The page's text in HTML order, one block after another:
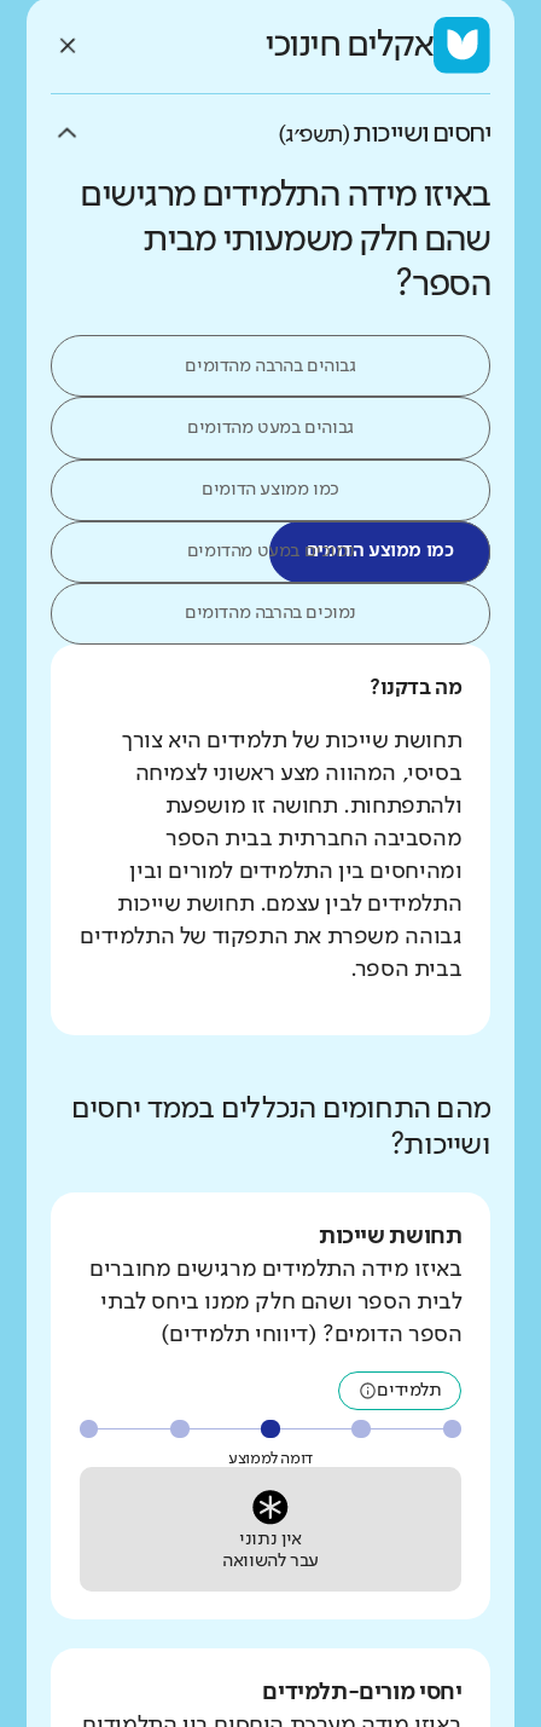
אקלים חינוכי
יחסים ושייכות(תשפ״ג)
באיזו מידה התלמידים מרגישים
שהם חלק משמעותי מבית
הספר?
גבוהים בהרבה מהדומים
גבוהים במעט מהדומים
כמו ממוצע הדומים
כמו ממוצע הדומיםנמוכים במעט מהדומים
נמוכים בהרבה מהדומים
מה בדקנו?
תחושת שייכות של תלמידים היא צורך
בסיסי, המהווה מצע ראשוני לצמיחה
ולהתפתחות. תחושה זו מושפעת
מהסביבה החברתית בבית הספר
ומהיחסים בין התלמידים למורים ובין
התלמידים לבין עצמם. תחושת שייכות
גבוהה משפרת את התפקוד של התלמידים
בבית הספר.
מהם התחומים הנכללים בממד יחסים
ושייכות?
תחושת שייכות
באיזו מידה התלמידים מרגישים מחוברים
לבית הספר ושהם חלק ממנו ביחס לבתי
הספר הדומים? (דיווחי תלמידים)
תלמידים
דומה לממוצע
אין נתוני
עבר להשוואה
יחסי מורים-תלמידים